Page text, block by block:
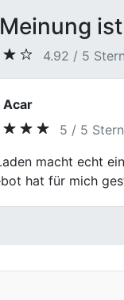
4.92 / 5
5 / 5
klingt oft